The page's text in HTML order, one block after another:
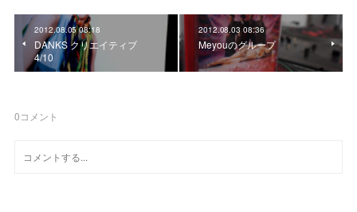
2012.08.05 08:18
DANKS クリエイティブ
4/10
2012.08.03 08:36
Meyouのグループ
0コメント